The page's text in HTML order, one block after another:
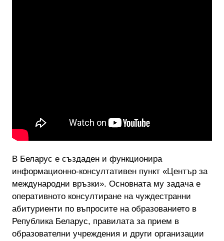
В Беларус е създаден и функционира
информационно-консултативен пункт «Център за
международни връзки». Основната му задача е
оперативното консултиране на чуждестранни
абитуриенти по въпросите на образованието в
Република Беларус, правилата за прием в
образователни учреждения и други организации